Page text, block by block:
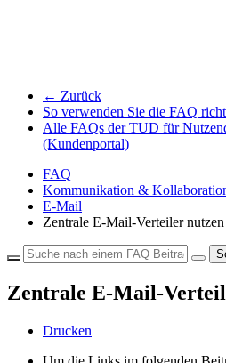
← Zurück
So verwenden Sie die FAQ
Alle FAQs der TUD für
(Kundenportal)
FAQ
Kommunikation &
E-Mail
Zentrale E-Mail-Verteiler nutzen
Zentrale E-Mail-
Drucken